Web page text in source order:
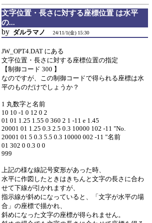
文字位置・長さに対する座標位置 は水平
の...
by ダルラマノ 24/11/1(金) 15:30
JW_OPT4.DAT にある
文字位置・長さに対する座標位置の指定
【制御コード 300 】
なのですが、この制御コードで得られる座標は水
平のものだけでしょうか？
1 丸数字と名前
10 10 -1 0 12 0 2
01 01 1.25 1.55 0 360 2 1 -11 e 1.45
20001 01 1.25 0.3 2.5 0.3 10000 102 -11 "No.
20001 01 5 0.3 5.5 0.3 10000 002 -11 "名前
01 302 0 0.3 0 0
999
上記の様な線記号変形があった時、
水平に作図したときはきちんと文字の長さに合わ
せて下線が引かれますが、
指示線が斜めになっていると、「文字が水平の場
合」の座標で描かれ、
斜めになった文字の座標が得られません。